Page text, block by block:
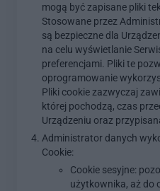
mogą być zapisane pliki
Stosowane przez
są bezpieczne dla
na celu wyświetlanie
preferencjami. Pliki te
oprogramowanie
Pliki cookie zazwyczaj
której pochodzą, czas
Urządzeniu oraz
Administrator danych
Cookie:
Cookie sesyjne:
użytkownika, aż do